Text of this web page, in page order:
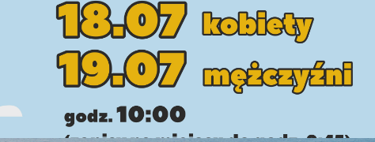
Ustawienia